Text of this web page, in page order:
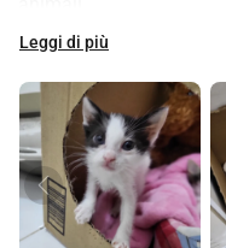
La loro situazione
bisogno di aiuto, per
pagare per le
chirurgia perché tanti
animali o
anche un semplice
Leggi di più